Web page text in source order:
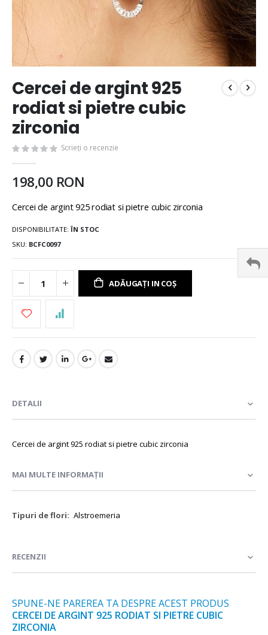
Cercei de argint 925
rodiat si pietre cubic
zirconia
Scrieți o recenzie
198,00 RON
Cercei de argint 925 rodiat si pietre cubic zirconia
DISPONIBILITATE: ÎN STOC
SKU BCFC0097
ADĂUGAȚI IN COȘ
DETALII
Cercei de argint 925 rodiat si pietre cubic zirconia
MAI MULTE INFORMAȚII
Mai
Alstroemeria
RECENZII
SPUNE-NE PAREREA TA DESPRE ACEST PRODUS
CERCEI DE ARGINT 925 RODIAT SI PIETRE CUBIC
ZIRCONIA